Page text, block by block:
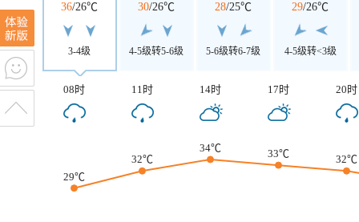
36/26℃
3-4级
30/26℃
4-5级转5-6级
28/25℃
5-6级转6-7级
29/26℃
4-5级转<3级
08时 11时 14时 17时 20时
29℃
32℃
34℃ 33℃ 32℃